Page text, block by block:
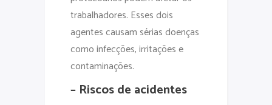
trabalhadores. Esses dois
agentes causam sérias doenças
como infecções, irritações e
contaminações.
– Riscos de acidentes